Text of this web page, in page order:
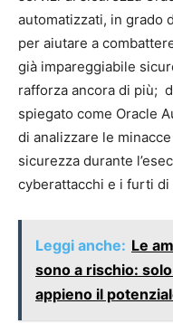
automatizzati, in grado
per aiutare a
già impareggiabile
rafforza ancora di più;
spiegato come Oracle
di analizzare le
sicurezza durante
cyberattacchi e i furti di
Leggi anche: Le
sono a rischio:
appieno il